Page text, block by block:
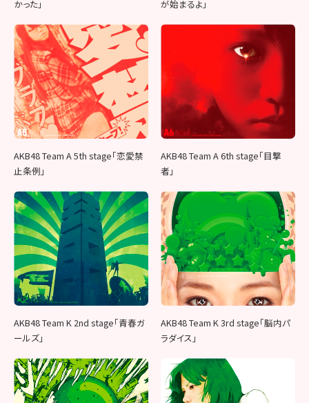
かった」 が始まるよ」
AKB48 Team A 5th stage「恋愛禁
止条例」
AKB48 Team A 6th stage「目撃
者」
AKB48 Team K 2nd stage「青春ガ
ールズ」
AKB48 Team K 3rd stage「脳内パ
ラダイス」